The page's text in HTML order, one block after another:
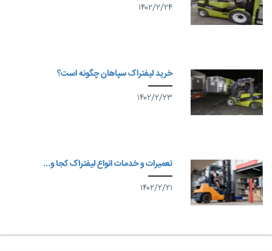
۱۴۰۲/۲/۲۴
خرید لیفتراک سپاهان چگونه است؟
۱۴۰۲/۲/۲۳
تعمیرات و خدمات انواع لیفتراک کجا و...
۱۴۰۲/۲/۲۱